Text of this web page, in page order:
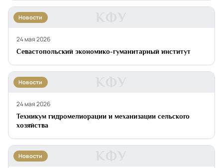
Новости
24 мая 2026
Севастопольский экономико-гуманитарный институт
Новости
24 мая 2026
Техникум гидромелиорации и механизации сельского
хозяйства
Новости